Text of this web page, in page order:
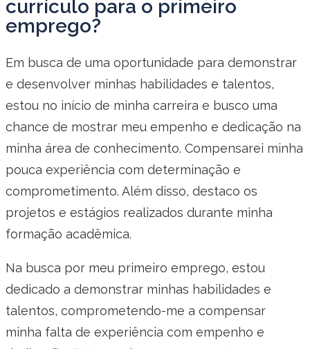
currículo para o primeiro
emprego?
Em busca de uma oportunidade para demonstrar
e desenvolver minhas habilidades e talentos,
estou no início de minha carreira e busco uma
chance de mostrar meu empenho e dedicação na
minha área de conhecimento. Compensarei minha
pouca experiência com determinação e
comprometimento. Além disso, destaco os
projetos e estágios realizados durante minha
formação acadêmica.
Na busca por meu primeiro emprego, estou
dedicado a demonstrar minhas habilidades e
talentos, comprometendo-me a compensar
minha falta de experiência com empenho e